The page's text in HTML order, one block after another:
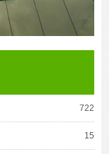
722
15